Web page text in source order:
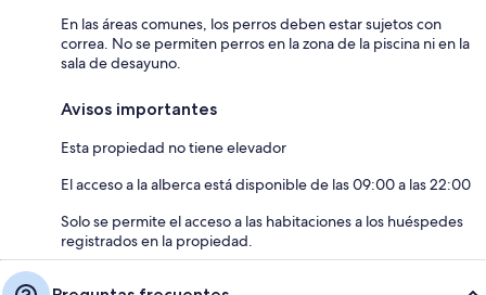
En las áreas comunes, los perros deben estar sujetos con
correa. No se permiten perros en la zona de la piscina ni en la
sala de desayuno.
Avisos importantes
Esta propiedad no tiene elevador
El acceso a la alberca está disponible de las 09:00 a las 22:00
Solo se permite el acceso a las habitaciones a los huéspedes
registrados en la propiedad.